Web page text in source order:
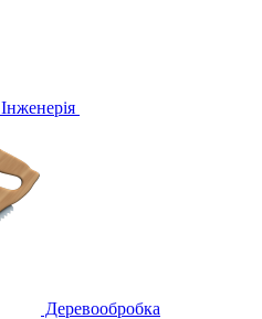
Інженерія
Деревообробка